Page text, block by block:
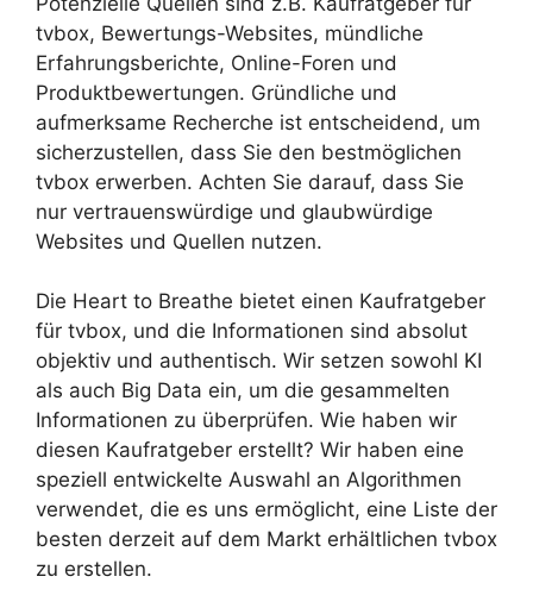
tvbox, Bewertungs-Websites, mündliche
Erfahrungsberichte, Online-Foren und
Produktbewertungen. Gründliche und
aufmerksame Recherche ist entscheidend, um
sicherzustellen, dass Sie den bestmöglichen
tvbox erwerben. Achten Sie darauf, dass Sie
nur vertrauenswürdige und glaubwürdige
Websites und Quellen nutzen.
Die Heart to Breathe bietet einen Kaufratgeber
für tvbox, und die Informationen sind absolut
objektiv und authentisch. Wir setzen sowohl KI
als auch Big Data ein, um die gesammelten
Informationen zu überprüfen. Wie haben wir
diesen Kaufratgeber erstellt? Wir haben eine
speziell entwickelte Auswahl an Algorithmen
verwendet, die es uns ermöglicht, eine Liste der
besten derzeit auf dem Markt erhältlichen tvbox
zu erstellen.